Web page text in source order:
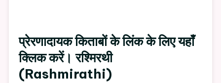
प्रेरणादायक किताबों के लिंक के लिए यहाँ
क्लिक करें। रश्मिरथी
(Rashmirathi)